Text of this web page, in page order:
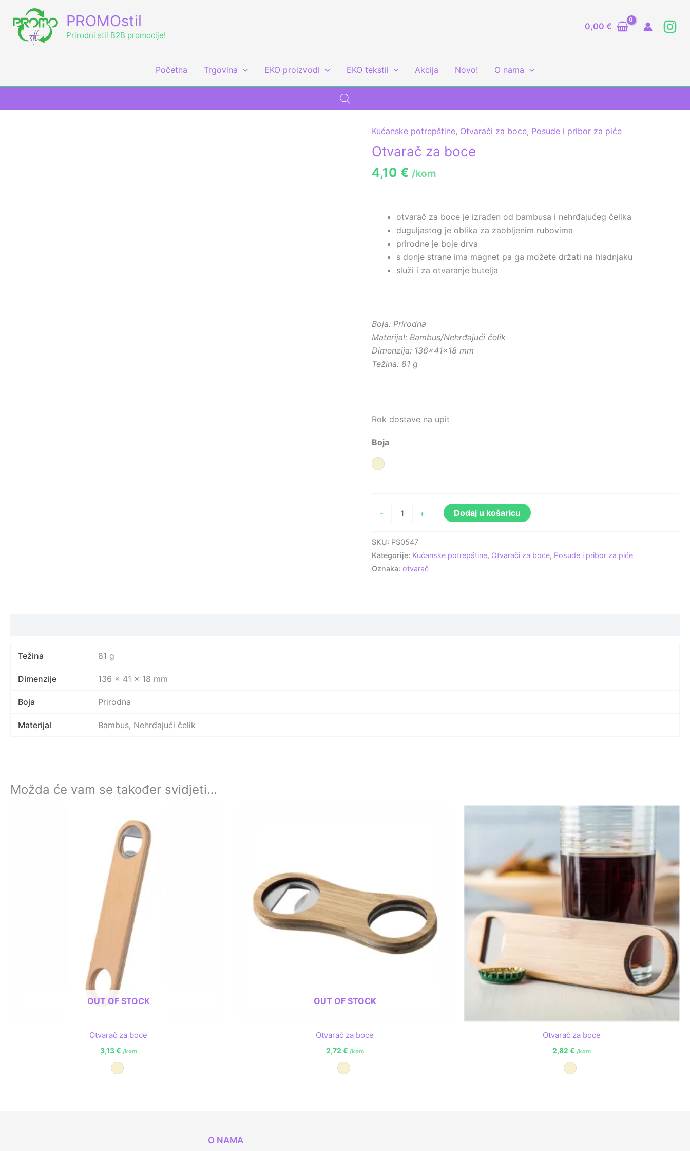
content
PROMOstil
Prirodni stil B2B promocije!
0,00 €
Početna Trgovina EKO proizvodi EKO tekstil Akcija Novo! O nama
Kućanske potrepštine, Otvarači za boce, Posude i pribor za piće
Otvarač za boce
4,10€ /kom
otvarač za boce je izrađen od bambusa i nehrđajućeg čelika
duguljastog je oblika za zaobljenim rubovima
prirodne je boje drva
s donje strane ima magnet pa ga možete držati na hladnjaku
služi i za otvaranje butelja
Boja: Prirodna
Materijal: Bambus/Nehrđajući čelik
Dimenzija: 136×41×18 mm
Težina: 81 g
Rok dostave na upit
Boja
Prirodna
-
Otvarač
za
boce
količina
+ Dodaj u košaricu
SKU: PS0547
Kategorije: Kućanske potrepštine, Otvarači za boce, Posude i pribor za piće
Oznaka:otvarač
Težina 81 g
Dimenzije 136 × 41 × 18 mm
Boja Prirodna
Materijal Bambus, Nehrđajući čelik
Možda će vam se također svidjeti…
OUT OF STOCK
Otvarač za boce
3,13€ /kom
Prirodna
OUT OF STOCK
Otvarač za boce
2,72 € /kom
Prirodna
Otvarač za boce
2,82 € /kom
Prirodna
O NAMA